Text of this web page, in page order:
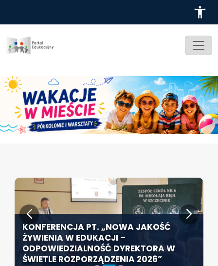
ZABYTKOWA SZKOŁA PRZY HOŻEJ
PRZEJDZIE TERMOMODERNIZACJĘ
KONFERENCJA PT. „NOWA JAKOŚĆ
ŻYWIENIA W EDUKACJI –
ODPOWIEDZIALNOŚĆ DYREKTORA W
ŚWIETLE ROZPORZĄDZENIA 2026”
SZCZECIN ROZWIJA EDUKACJĘ
WŁĄCZAJĄCĄ - NOWE
SPECJALISTYCZNE CENTRUM
ROZPOCZYNA DZIAŁALNOŚĆ